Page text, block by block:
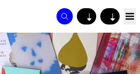
↓ ↓